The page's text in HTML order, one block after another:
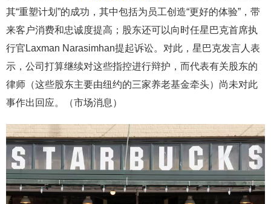
其“重塑计划”的成功，其中包括为员工创造“更好的体验”，带
来客户消费和忠诚度提高；股东还可以向时任星巴克首席执
行官Laxman Narasimhan提起诉讼。对此，星巴克发言人表
示，公司打算继续对这些指控进行辩护，而代表有关股东的
律师（这些股东主要由纽约的三家养老基金牵头）尚未对此
事作出回应。（市场消息）